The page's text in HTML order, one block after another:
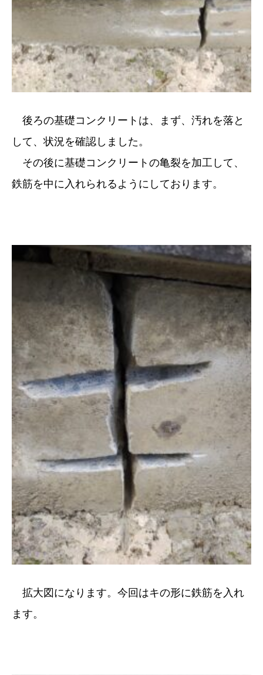
後ろの基礎コンクリートは、まず、汚れを落と
して、状況を確認しました。
その後に基礎コンクリートの亀裂を加工して、
鉄筋を中に入れられるようにしております。
拡大図になります。今回はキの形に鉄筋を入れ
ます。